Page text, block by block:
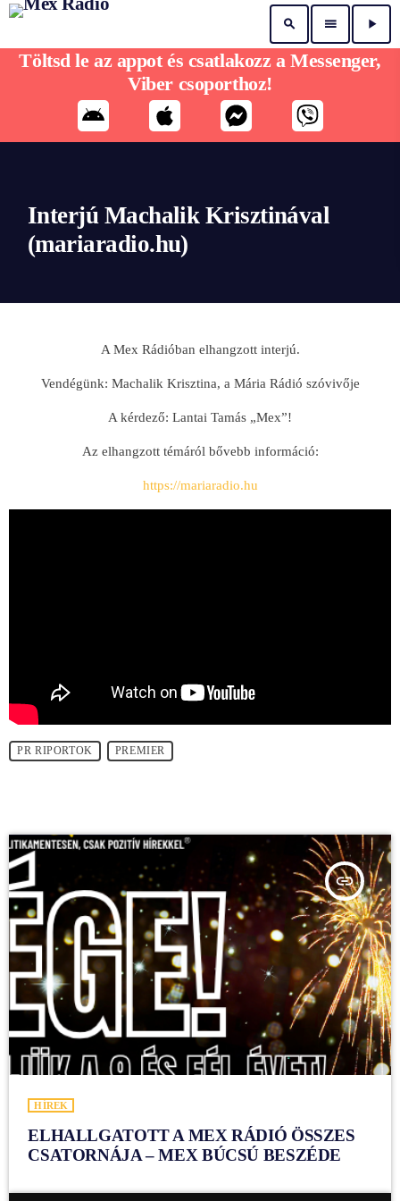
search menu play_arrow
Interjú Machalik Krisztinával
(mariaradio.hu)
A Mex Rádióban elhangzott interjú.
Vendégünk: Machalik Krisztina, a Mária Rádió szóvivője
A kérdező: Lantai Tamás „Mex”!
Az elhangzott témáról bővebb információ:
https://mariaradio.hu
PR RIPORTOK PREMIER
insert_link
HÍREK
ELHALLGATOTT A MEX RÁDIÓ ÖSSZES
CSATORNÁJA – MEX BÚCSÚ BESZÉDE
Töltsd le az appot és csatlakozz a Messenger,
Viber csoporthoz!